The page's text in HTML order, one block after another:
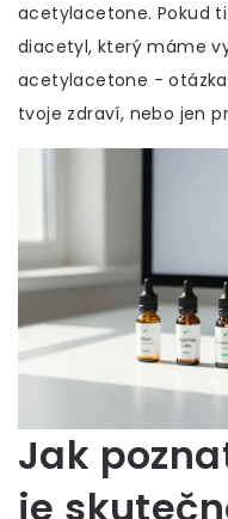
acetylacetone. Pokud
diacetyl, který máme
acetylacetone -
tvoje zdraví, nebo jen
Jak
je